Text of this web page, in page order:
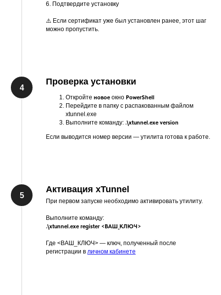
6. Подтвердите установку
⚠️ Если сертификат уже был установлен ранее, этот шаг
можно пропустить.
Проверка установки
Откройте новое окно PowerShell
Перейдите в папку с распакованным файлом
xtunnel.exe
Выполните команду: .\xtunnel.exe version
Если выводится номер версии — утилита готова к работе.
Активация xTunnel
При первом запуске необходимо активировать утилиту.
Выполните команду:
.\xtunnel.exe register <ВАШ_КЛЮЧ>
Где <ВАШ_КЛЮЧ> — ключ, полученный после
регистрации в личном кабинете